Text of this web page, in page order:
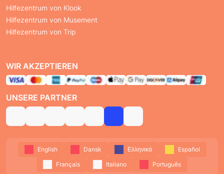
Hilfezentrum von Klook
Hilfezentrum von Musement
Hilfezentrum von Trip
WIR AKZEPTIEREN
UNSERE PARTNER
English Dansk Ελληνικά
Español
Français
Italiano Português